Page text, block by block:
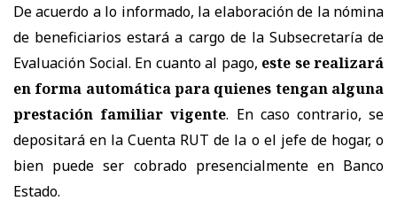
De acuerdo a lo informado, la elaboración de la nómina
de beneficiarios estará a cargo de la Subsecretaría de
Evaluación Social. En cuanto al pago, este se realizará
en forma automática para quienes tengan alguna
prestación familiar vigente. En caso contrario, se
depositará en la Cuenta RUT de la o el jefe de hogar, o
bien puede ser cobrado presencialmente en Banco
Estado.